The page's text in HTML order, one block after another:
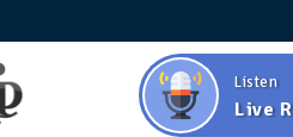
Listen
Live